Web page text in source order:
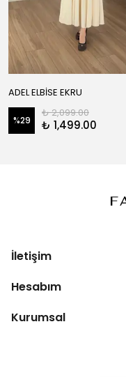
ADEL ELBİSE EKRU
%29
₺ 2,099.00
₺ 1,499.00
İletişim
Hesabım
Kurumsal